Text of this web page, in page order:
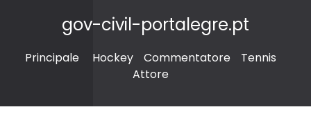
gov-civil-portalegre.pt
Principale Hockey Commentatore
Tennis
Attore